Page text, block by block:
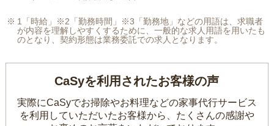
1「時給」※2「勤務時間」※3「勤務地」などの用語は、求職者
が内容を理解しやすくするために、一般的な求人用語を用いたも
のとなり、契約形態は業務委託での求人となります。
CaSyを利用されたお客様の声
実際にCaSyでお掃除やお料理などの家事代行サービス
を利用していただいたお客様から、 たくさんの感謝や